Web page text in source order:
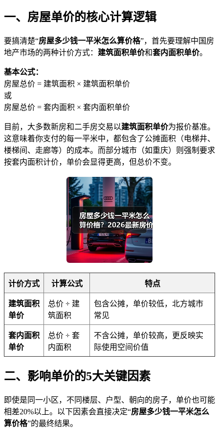
一、房屋单价的核心计算逻辑
要搞清楚“房屋多少钱一平米怎么算价格”，首先要理解中国房
地产市场的两种计价方式： 建筑面积单价和套内面积单价。
基本公式：
房屋总价 = 建筑面积 × 建筑面积单价
或
房屋总价 = 套内面积 × 套内面积单价
目前，大多数新房和二手房交易以建筑面积单价为报价基准。
这意味着你支付的每一平米中，都包含了公摊面积（电梯井、
楼梯间、走廊等）的成本。而部分城市（如重庆）则强制要求
按套内面积计价，单价会显得更高，但总价不变。
计价方式 计算公式 特点
建筑面积
单价
总价 ÷ 建
筑面积
包含公摊，单价较低，北方城市
常见
套内面积
单价
总价 ÷ 套
内面积
不含公摊，单价较高，更反映实
际使用空间价值
二、影响单价的5大关键因素
即使是同一小区，不同楼层、户型、朝向的房子，单价也可能
相差20%以上。以下因素会直接决定“房屋多少钱一平米怎么
算价格”的最终结果。